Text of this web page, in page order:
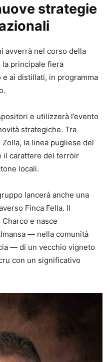
strategie
avverrà nel corso della
la principale fiera
ai distillati, in programma
e utilizzerà l’evento
strategiche. Tra
la linea pugliese del
il carattere del terroir
locali.
lancerà anche una
Finca Fella. Il
e nasce
— nella comunità
— di un vecchio vigneto
con un significativo